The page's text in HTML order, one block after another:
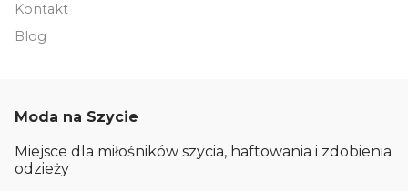
Kontakt
Blog
Moda na Szycie
Miejsce dla miłośników szycia, haftowania i zdobienia
odzieży